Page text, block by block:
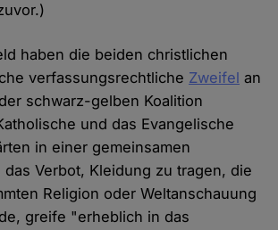
haben die beiden christlichen
verfassungsrechtliche Zweifel an
schwarz-gelben Koalition
und das Evangelische
in einer gemeinsamen
das Verbot, Kleidung zu tragen, die
Religion oder Weltanschauung
greife "erheblich in das